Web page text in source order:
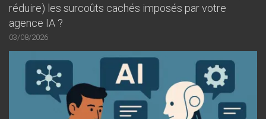
réduire) les surcoûts cachés imposés par votre
agence IA ?
03/08/2026